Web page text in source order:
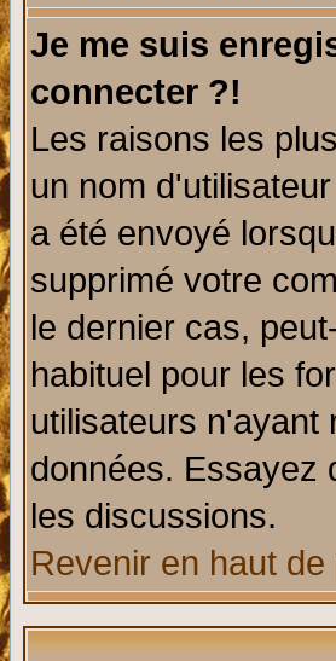
Je me suis
connecter ?!
Les raisons les
un nom
a été envoyé
supprimé votre
le dernier cas,
habituel pour les
utilisateurs n'ayant
données. Essayez
les discussions.
Revenir en haut de